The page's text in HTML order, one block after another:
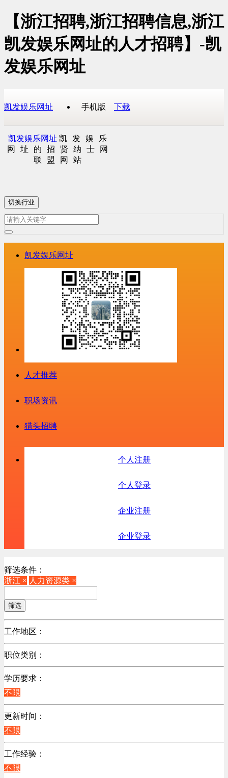
【浙江招聘,浙江招聘信息,浙江
凯发娱乐网址的人才招聘】-凯
发娱乐网址
凯发娱乐网址 手机版 下载
凯发娱乐网址 凯发娱乐
网址的招贤纳士网
联盟网站
切换行业
凯发娱乐网址
人才推荐
职场资讯
猎头招聘
个人注册
个人登录
企业注册
企业登录
筛选条件：
浙江 × 人力资源类 ×
筛选
工作地区：
不限
北京
广东
江苏
陕西
浙江
辽宁
职位类别：
不限
机械制造/仪器仪表类
计算机硬件类
销售管理类
贸易/物流/仓储/采购类
客服及凯发娱乐网址的技术支持类
高级管理类
电子/电器/半导体类
学历要求：
不限
更新时间：
不限
工作经验：
不限